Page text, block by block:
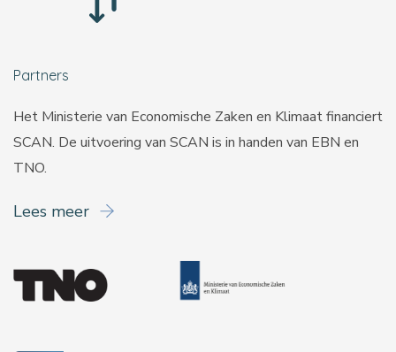
Partners
Het Ministerie van Economische Zaken en Klimaat financiert
SCAN. De uitvoering van SCAN is in handen van EBN en
TNO.
Lees meer